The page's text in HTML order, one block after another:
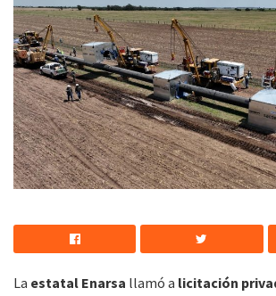
La estatal Enarsa llamó a licitación